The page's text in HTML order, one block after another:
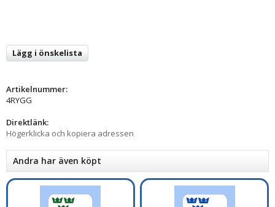
Lägg i önskelista
Artikelnummer:
4RYGG
Direktlänk:
Högerklicka och kopiera adressen
Andra har även köpt